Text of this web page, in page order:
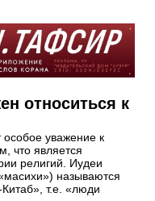
относиться к
особое уважение к
что является
религий. Иудеи
называются
т.е. «люди